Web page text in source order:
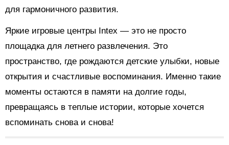
для гармоничного развития.
Яркие игровые центры Intex — это не просто
площадка для летнего развлечения. Это
пространство, где рождаются детские улыбки, новые
открытия и счастливые воспоминания. Именно такие
моменты остаются в памяти на долгие годы,
превращаясь в теплые истории, которые хочется
вспоминать снова и снова!